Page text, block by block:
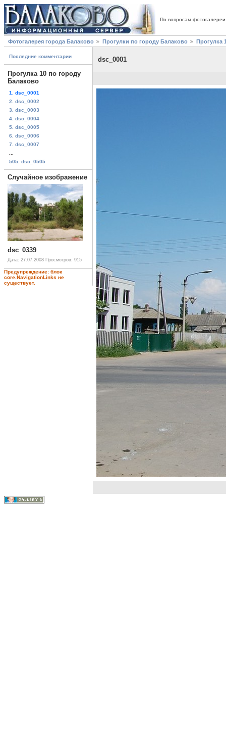
По вопросам
Фотогалерея города Балаково Прогулки по городу Балаково Прогулка
Последние комментарии
Прогулка 10 по городу
Балаково
1. dsc_0001
2. dsc_0002
3. dsc_0003
4. dsc_0004
5. dsc_0005
6. dsc_0006
7. dsc_0007
505. dsc_0505
Случайное изображение
dsc_0339
Дата: 27.07.2008 Просмотров: 915
Предупреждение: блок
core.NavigationLinks не
существует.
dsc_0001